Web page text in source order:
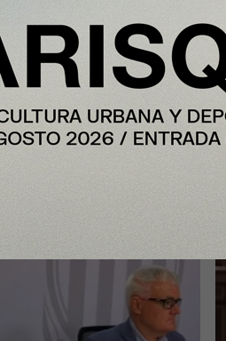
con récord de
de los 4 millones
Seguridad Social